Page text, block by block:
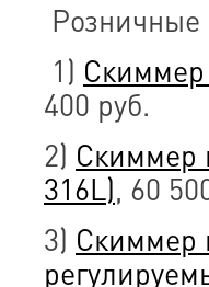
1)
400 руб.
2) Скиммер
316L), 60
3) Скиммер